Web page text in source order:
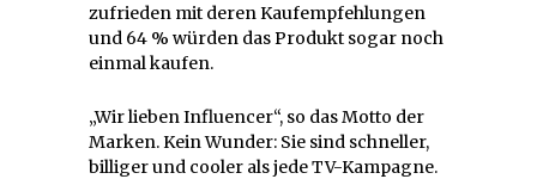
zufrieden mit deren Kaufempfehlungen
und 64 % würden das Produkt sogar noch
einmal kaufen.
„Wir lieben Influencer“, so das Motto der
Marken. Kein Wunder: Sie sind schneller,
billiger und cooler als jede TV-Kampagne.